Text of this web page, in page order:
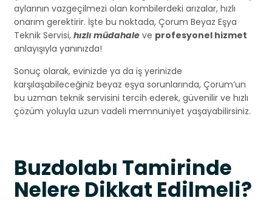
aylarının vazgeçilmezi olan kombilerdeki arızalar, hızlı
onarım gerektirir. İşte bu noktada, Çorum Beyaz Eşya
Teknik Servisi, hızlı müdahale ve profesyonel hizmet
anlayışıyla yanınızda!
Sonuç olarak, evinizde ya da iş yerinizde
karşılaşabileceğiniz beyaz eşya sorunlarında, Çorum’un
bu uzman teknik servisini tercih ederek, güvenilir ve hızlı
çözüm yoluyla uzun vadeli memnuniyet yaşayabilirsiniz.
Buzdolabı Tamirinde
Nelere Dikkat Edilmeli?